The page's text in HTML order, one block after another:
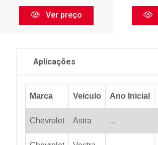
Ver preço
Aplicações
Marca Veiculo Ano Inicial
Chevrolet Astra ...